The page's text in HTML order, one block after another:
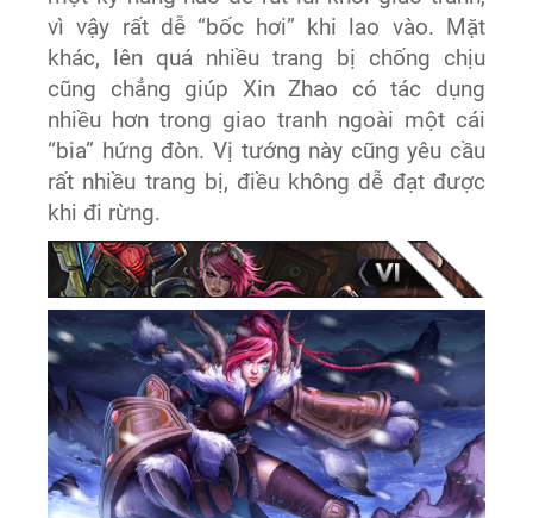
vì vậy rất dễ “bốc hơi” khi lao vào. Mặt
khác, lên quá nhiều trang bị chống chịu
cũng chẳng giúp Xin Zhao có tác dụng
nhiều hơn trong giao tranh ngoài một cái
“bia” hứng đòn. Vị tướng này cũng yêu cầu
rất nhiều trang bị, điều không dễ đạt được
khi đi rừng.